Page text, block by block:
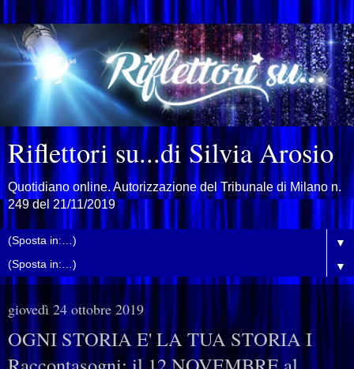
Riflettori su...di Silvia Arosio
Quotidiano online. Autorizzazione del Tribunale di Milano n.
249 del 21/11/2019
▼
▼
giovedì 24 ottobre 2019
OGNI STORIA E' LA TUA STORIA I